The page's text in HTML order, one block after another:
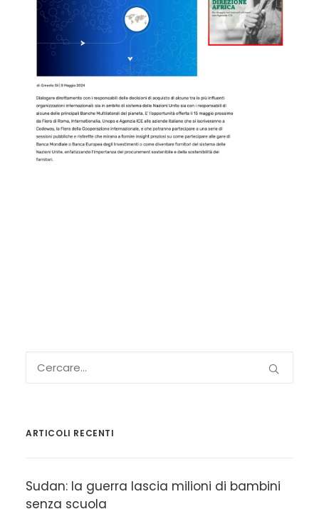
ARTICOLI RECENTI
Sudan: la guerra lascia milioni di bambini
senza scuola